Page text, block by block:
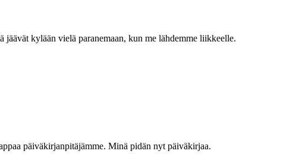
jäävät kylään vielä paranemaan, kun me lähdemme liikkeelle.
päiväkirjanpitäjämme. Minä pidän nyt päiväkirjaa.